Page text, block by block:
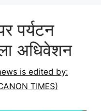
पर्यटन
अधिवेशन
is edited by:
TIMES)